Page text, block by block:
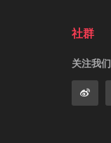
社群
关注我们